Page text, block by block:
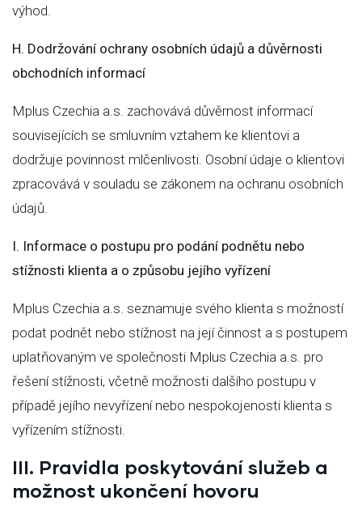
výhod.
H. Dodržování ochrany osobních údajů a důvěrnosti
obchodních informací
Mplus Czechia a.s. zachovává důvěrnost informací
souvisejících se smluvním vztahem ke klientovi a
dodržuje povinnost mlčenlivosti. Osobní údaje o klientovi
zpracovává v souladu se zákonem na ochranu osobních
údajů.
I. Informace o postupu pro podání podnětu nebo
stížnosti klienta a o způsobu jejího vyřízení
Mplus Czechia a.s. seznamuje svého klienta s možností
podat podnět nebo stížnost na její činnost a s postupem
uplatňovaným ve společnosti Mplus Czechia a.s. pro
řešení stížnosti, včetně možnosti dalšího postupu v
případě jejího nevyřízení nebo nespokojenosti klienta s
vyřízením stížnosti.
III. Pravidla poskytování služeb a
možnost ukončení hovoru